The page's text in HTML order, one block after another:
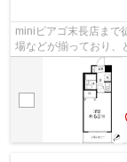
miniピアゴ末長店まで
場などが揃っており
です◎外観タイル張り